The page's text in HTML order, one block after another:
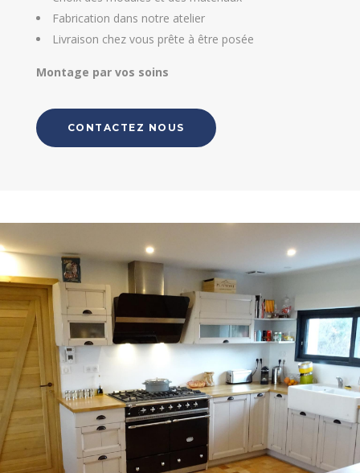
Fabrication dans notre atelier
Livraison chez vous prête à être posée
Montage par vos soins
CONTACTEZ NOUS